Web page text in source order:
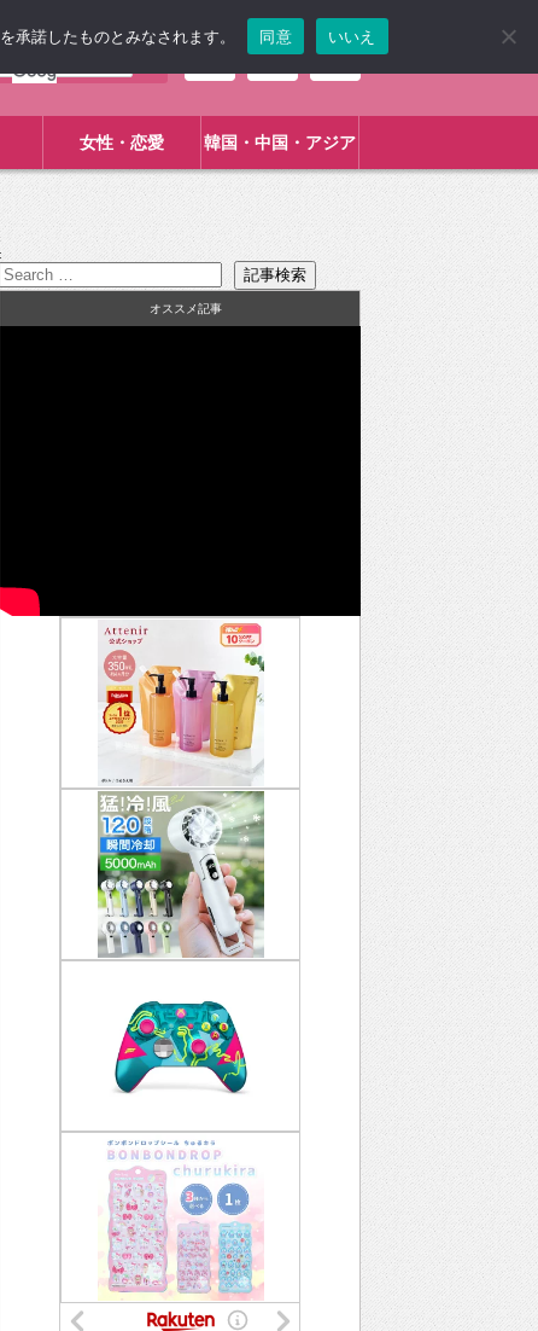
女性・恋愛 韓国・中国・アジア
:
オススメ記事
諾したものとみなされます。 同意 いいえ